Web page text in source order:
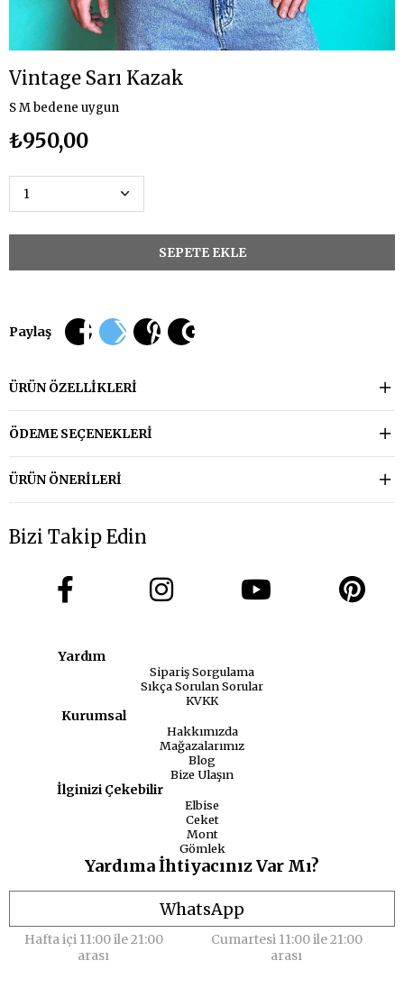
Vintage Sarı Kazak
S M bedene uygun
₺950,00
Paylaş
ÜRÜN ÖZELLIKLERI
ÖDEME SEÇENEKLERI
ÜRÜN ÖNERILERI
Bizi Takip Edin
Yardım
Sipariş Sorgulama
Sıkça Sorulan Sorular
KVKK
Kurumsal
Hakkımızda
Mağazalarımız
Blog
Bize Ulaşın
İlginizi Çekebilir
Elbise
Ceket
Mont
Gömlek
Yardıma İhtiyacınız Var Mı?
WhatsApp
Hafta içi 11:00 ile 21:00
arası
Cumartesi 11:00 ile 21:00
arası